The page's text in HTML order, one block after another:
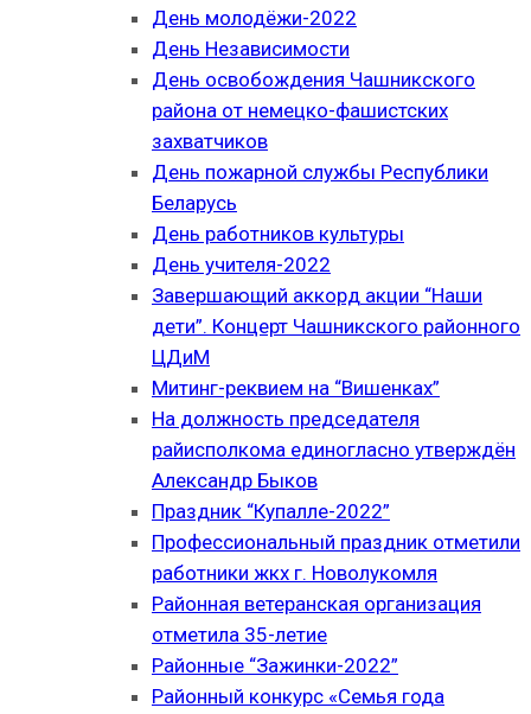
День молодёжи-2022
День Независимости
День освобождения Чашникского
района от немецко-фашистских
захватчиков
День пожарной службы Республики
Беларусь
День работников культуры
День учителя-2022
Завершающий аккорд акции “Наши
дети”. Концерт Чашникского районного
ЦДиМ
Митинг-реквием на “Вишенках”
На должность председателя
райисполкома единогласно утверждён
Александр Быков
Праздник “Купалле-2022”
Профессиональный праздник отметили
работники жкх г. Новолукомля
Районная ветеранская организация
отметила 35-летие
Районные “Зажинки-2022”
Районный конкурс «Семья года